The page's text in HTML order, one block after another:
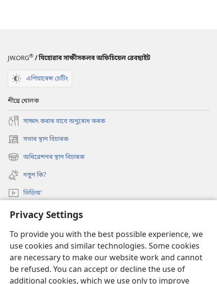
Privacy Settings
To provide you with the best possible experience, we
use cookies and similar technologies. Some cookies
are necessary to make our website work and cannot
be refused. You can accept or decline the use of
additional cookies, which we use only to improve
JW.ORG® / যিহোৱাৰ সাক্ষীসকলৰ অফিচিয়েল ৱেবছাইট
এপিয়াৰেন্স চেটিং
শীঘ্ৰে খোলক
সাক্ষাৎ কৰাৰ বাবে অনুৰোধ কৰক
সভাৰ স্থান বিচাৰক
(opens
new
window)
অধিৱেশনৰ স্থান বিচাৰক
(opens
new
window)
নতুন কি?
ভিডিঅ’
অনুসন্ধান
দান-বৰঙণি
(opens
new
window)
ৱাচটাৱাৰ অনলাইন লাইব্ৰেৰী
(opens
new